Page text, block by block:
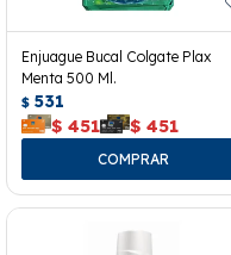
Enjuague Bucal Colgate Plax
Menta 500 Ml.
$ 531
$ 451 $ 451